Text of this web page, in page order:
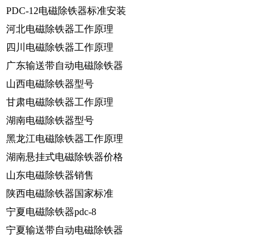
PDC-12电磁除铁器标准安装
河北电磁除铁器工作原理
四川电磁除铁器工作原理
广东输送带自动电磁除铁器
山西电磁除铁器型号
甘肃电磁除铁器工作原理
湖南电磁除铁器型号
黑龙江电磁除铁器工作原理
湖南悬挂式电磁除铁器价格
山东电磁除铁器销售
陕西电磁除铁器国家标准
宁夏电磁除铁器pdc-8
宁夏输送带自动电磁除铁器